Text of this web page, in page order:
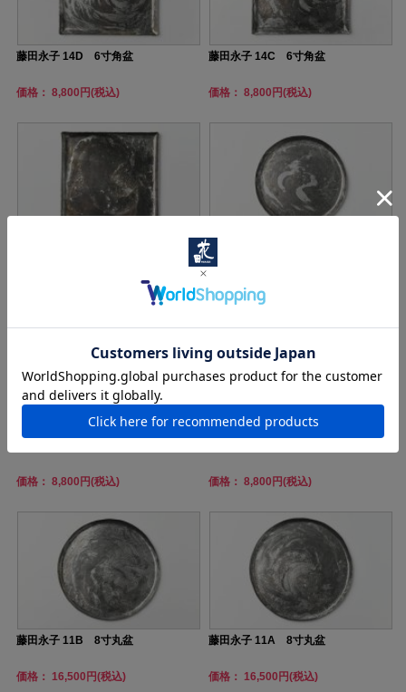
藤田永子 14D 6寸角盆
価格： 8,800円(税込)
藤田永子 14C 6寸角盆
価格： 8,800円(税込)
藤田永子 13D 6寸丸盆
価格： 8,800円(税込)
価格： 8,800円(税込) 価格： 8,800円(税込)
藤田永子 11B 8寸丸盆
価格： 16,500円(税込)
藤田永子 11A 8寸丸盆
価格： 16,500円(税込)